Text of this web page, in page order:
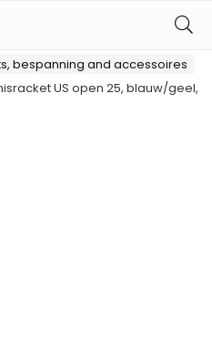
bespanning and accessoires
US open 25, blauw/geel,